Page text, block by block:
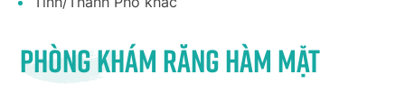
Phòng khám răng hàm mặt